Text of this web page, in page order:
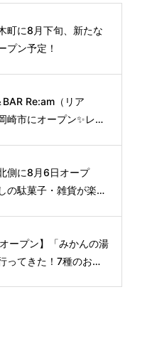
町に8月下旬、新たな
プン予定！
BAR Re:am（リア
崎市にオープン✨レト
側に8月6日オープ
の駄菓子・雑貨が楽し
オープン】「みかんの湯
ってきた！7種のお風